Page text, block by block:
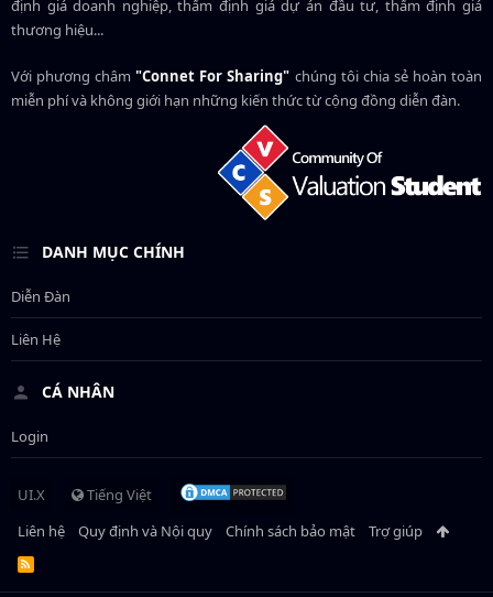
định giá doanh nghiệp, thẩm định giá dự án đầu tư, thẩm định giá
thương hiệu...
Với phương châm"Connet For Sharing" chúng tôi chia sẻ hoàn toàn
miễn phí và không giới hạn những kiến thức từ cộng đồng diễn đàn.
DANH MỤC CHÍNH
Diễn Đàn
Liên Hệ
CÁ NHÂN
Login
UI.X
Tiếng Việt
Liên hệ
Quy định và Nội quy Chính sách bảo mật Trợ giúp
R
S